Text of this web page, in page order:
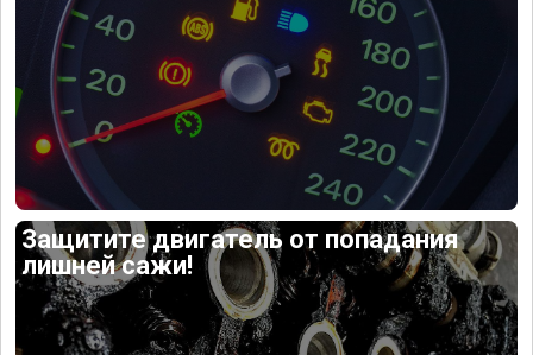
Защитите двигатель от попадания
лишней сажи!